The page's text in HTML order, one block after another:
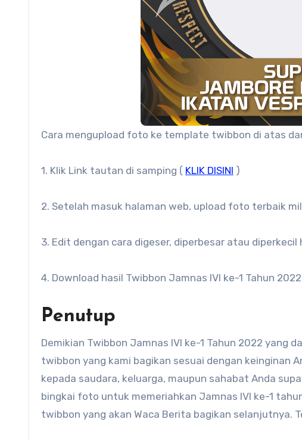
Cara mengupload foto ke template twibbon di atas
1. Klik Link tautan di samping ( KLIK DISINI )
2. Setelah masuk halaman web, upload foto terbaik
3. Edit dengan cara digeser, diperbesar atau
4. Download hasil Twibbon Jamnas IVI ke-1 Tahun
Penutup
Demikian Twibbon Jamnas IVI ke-1 Tahun 2022 yang
twibbon yang kami bagikan sesuai dengan keinginan
kepada saudara, keluarga, maupun sahabat Anda
bingkai foto untuk memeriahkan Jamnas IVI ke-1
twibbon yang akan Waca Berita bagikan selanjutnya.